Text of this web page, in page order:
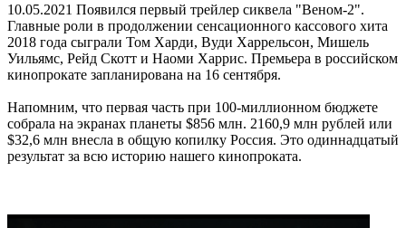
10.05.2021 Появился первый трейлер сиквела "Веном-2".
Главные роли в продолжении сенсационного кассового хита
2018 года сыграли Том Харди, Вуди Харрельсон, Мишель
Уильямс, Рейд Скотт и Наоми Харрис. Премьера в российском
кинопрокате запланирована на 16 сентября.
Напомним, что первая часть при 100-миллионном бюджете
собрала на экранах планеты $856 млн. 2160,9 млн рублей или
$32,6 млн внесла в общую копилку Россия. Это одиннадцатый
результат за всю историю нашего кинопроката.